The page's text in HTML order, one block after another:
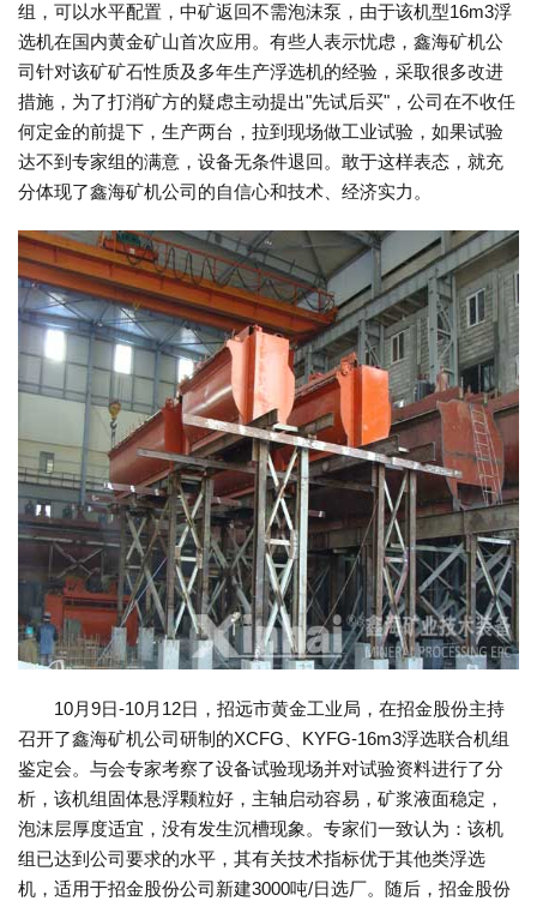
组，可以水平配置，中矿返回不需泡沫泵，由于该机型16m3浮
选机在国内黄金矿山首次应用。有些人表示忧虑，鑫海矿机公
司针对该矿矿石性质及多年生产浮选机的经验，采取很多改进
措施，为了打消矿方的疑虑主动提出"先试后买"，公司在不收任
何定金的前提下，生产两台，拉到现场做工业试验，如果试验
达不到专家组的满意，设备无条件退回。敢于这样表态，就充
分体现了鑫海矿机公司的自信心和技术、经济实力。
10月9日-10月12日，招远市黄金工业局，在招金股份主持
召开了鑫海矿机公司研制的XCFG、KYFG-16m3浮选联合机组
鉴定会。与会专家考察了设备试验现场并对试验资料进行了分
析，该机组固体悬浮颗粒好，主轴启动容易，矿浆液面稳定，
泡沫层厚度适宜，没有发生沉槽现象。专家们一致认为：该机
组已达到公司要求的水平，其有关技术指标优于其他类浮选
机，适用于招金股份公司新建3000吨/日选厂。随后，招金股份